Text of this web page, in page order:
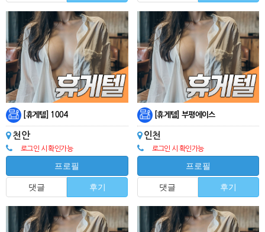
[휴게텔] 1004
천안
로그인 시 확인가능
프로필
댓글 후기
[휴게텔] 부평에이스
인천
로그인 시 확인가능
프로필
댓글 후기